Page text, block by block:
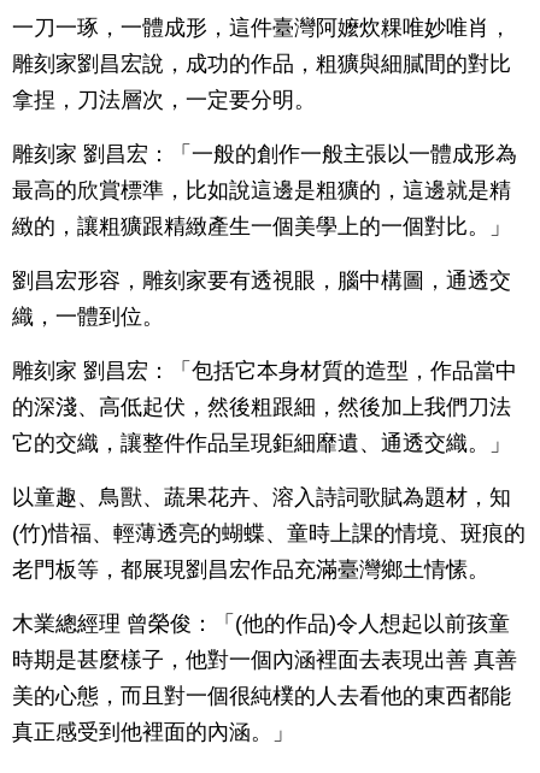
一刀一琢，一體成形，這件臺灣阿嬤炊粿唯妙唯肖，
雕刻家劉昌宏說，成功的作品，粗獷與細膩間的對比
拿捏，刀法層次，一定要分明。
雕刻家 劉昌宏：「一般的創作一般主張以一體成形為
最高的欣賞標準，比如說這邊是粗獷的，這邊就是精
緻的，讓粗獷跟精緻產生一個美學上的一個對比。」
劉昌宏形容，雕刻家要有透視眼，腦中構圖，通透交
織，一體到位。
雕刻家 劉昌宏：「包括它本身材質的造型，作品當中
的深淺、高低起伏，然後粗跟細，然後加上我們刀法
它的交織，讓整件作品呈現鉅細靡遺、通透交織。」
以童趣、鳥獸、蔬果花卉、溶入詩詞歌賦為題材，知
(竹)惜福、輕薄透亮的蝴蝶、童時上課的情境、斑痕的
老門板等，都展現劉昌宏作品充滿臺灣鄉土情愫。
木業總經理 曾榮俊：「(他的作品)令人想起以前孩童
時期是甚麼樣子，他對一個內涵裡面去表現出善 真善
美的心態，而且對一個很純樸的人去看他的東西都能
真正感受到他裡面的內涵。」